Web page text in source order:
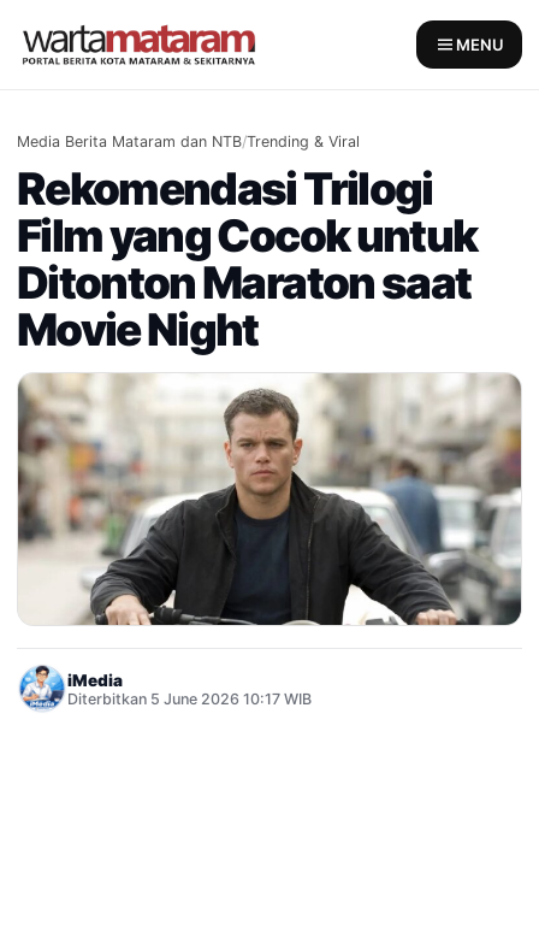
MENU
Media Berita Mataram dan NTB/Trending & Viral
Rekomendasi Trilogi
Film yang Cocok untuk
Ditonton Maraton saat
Movie Night
iMedia
Diterbitkan 5 June 2026 10:17 WIB